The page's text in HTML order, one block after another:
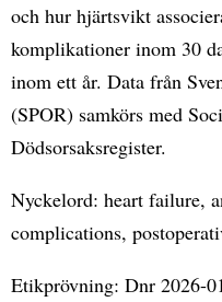
och hur hjärtsvikt
komplikationer inom 30
inom ett år. Data från
(SPOR) samkörs med
Dödsorsaksregister.
Nyckelord: heart failure,
complications,
Etikprövning: Dnr 2026-